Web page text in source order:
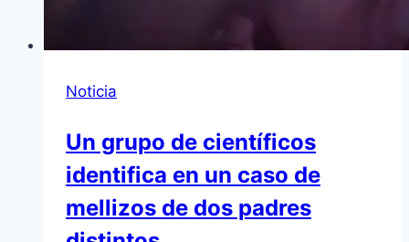
Noticia
Un grupo de científicos
identifica en un caso de
mellizos de dos padres